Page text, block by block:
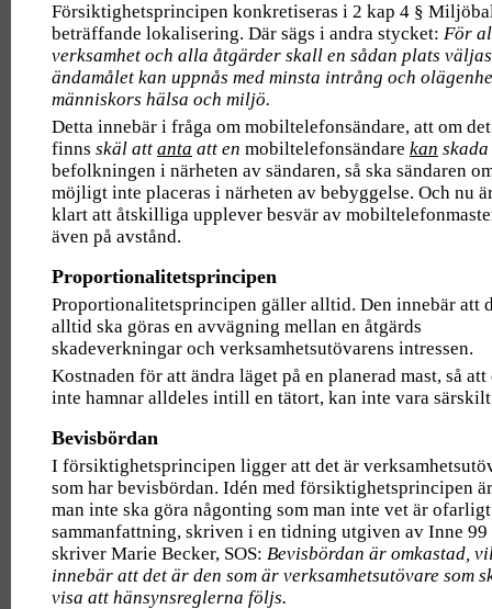
Försiktighetsprincipen konkretiseras i 2 kap 4 §
beträffande lokalisering. Där sägs i andra stycket: För
verksamhet och alla åtgärder skall en sådan plats
ändamålet kan uppnås med minsta intrång och
människors hälsa och miljö.
Detta innebär i fråga om mobiltelefonsändare, att om det
finns skäl att anta att en mobiltelefonsändare kan skada
befolkningen i närheten av sändaren, så ska sändaren
möjligt inte placeras i närheten av bebyggelse. Och nu
klart att åtskilliga upplever besvär av
även på avstånd.
Proportionalitetsprincipen
Proportionalitetsprincipen gäller alltid. Den innebär att
alltid ska göras en avvägning mellan en åtgärds
skadeverkningar och verksamhetsutövarens intressen.
Kostnaden för att ändra läget på en planerad mast, så att
inte hamnar alldeles intill en tätort, kan inte vara
Bevisbördan
I försiktighetsprincipen ligger att det är
som har bevisbördan. Idén med försiktighetsprincipen
man inte ska göra någonting som man inte vet är
sammanfattning, skriven i en tidning utgiven av Inne 99
skriver Marie Becker, SOS: Bevisbördan är omkastad,
innebär att det är den som är verksamhetsutövare som
visa att hänsynsreglerna följs.